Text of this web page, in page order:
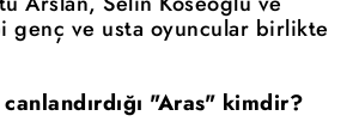
genç ve usta oyuncular birlikte
"Aras" kimdir?